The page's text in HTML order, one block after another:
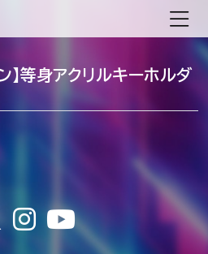
等身アクリルキーホルダ